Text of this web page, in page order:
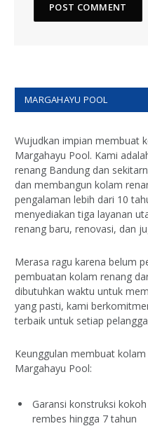
MARGAHAYU POOL
Wujudkan impian membuat
Margahayu Pool. Kami
renang Bandung dan
dan membangun kolam
pengalaman lebih dari 10
menyediakan tiga layanan
renang baru, renovasi, dan
Merasa ragu karena belum
pembuatan kolam renang
dibutuhkan waktu untuk
yang pasti, kami
terbaik untuk setiap
Keunggulan membuat
Margahayu Pool:
Garansi konstruksi
rembes hingga 7 tahun